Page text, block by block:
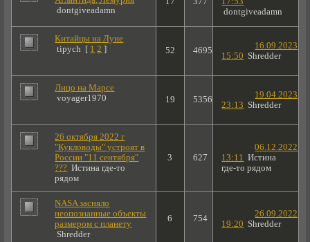
dontgiveadamn
dontgiveadamn
Китайцы на Луне
tipych
[ 1 2 ] 52 4695
16.09.2023
15:50 Shredder
Лицо на Марсе
voyager1970
19 5356
19.04.2023
23:13 Shredder
26 октября 2022 г
"Кукловоды" устроят в
России "11 сентября"
??? Истина где-то
рядом
3 627
06.12.2022
13:11 Истина
где-то рядом
NASA засняло
неопознанные объекты
размером с планету
Shredder
6 754
26.09.2022
19:20 Shredder